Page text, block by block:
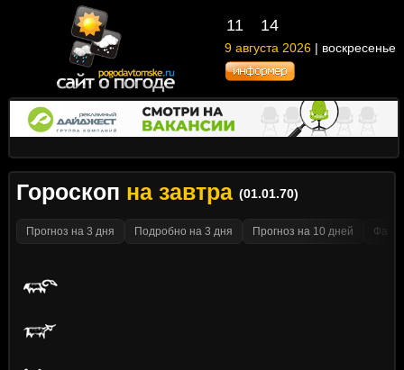
11 14
9 августа 2026 | воскресенье
Гороскоп на завтра (01.01.70)
Прогноз на 3 дня Подробно на 3 дня Прогноз на 10 дней